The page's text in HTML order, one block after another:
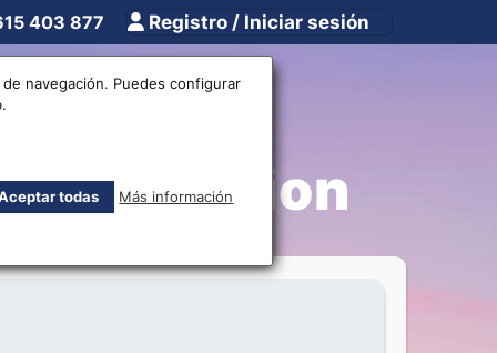
403 877 Registro / Iniciar sesión
Otros
Union
navegación. Puedes configurar
todas Más información